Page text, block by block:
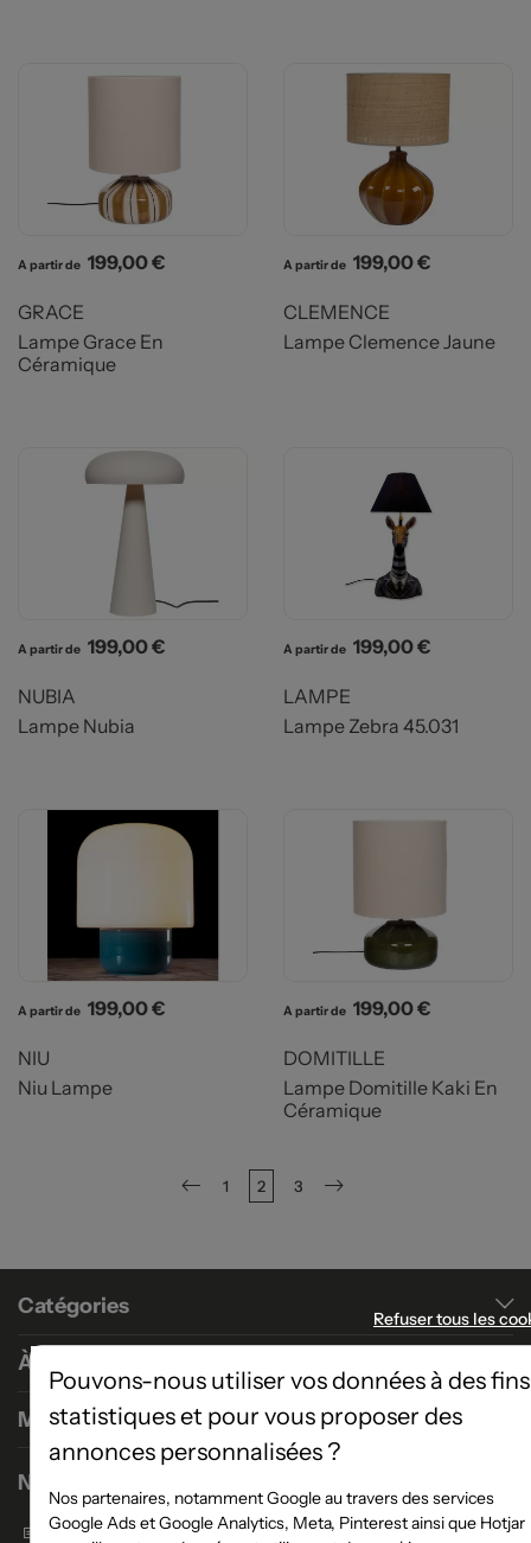
A partir de Prix
199,00 €
GRACE
Lampe Grace En
Céramique
A partir de Prix
199,00 €
CLEMENCE
Lampe Clemence Jaune
A partir de Prix
199,00 €
NUBIA
Lampe Nubia
A partir de Prix
199,00 €
LAMPE
Lampe Zebra 45.031
A partir de Prix
199,00 €
NIU
Niu Lampe
A partir de Prix
199,00 €
DOMITILLE
Lampe Domitille Kaki En
Céramique
Précédent
1 2 3 Suivant
Catégories
À propos
Magasins
Nous contacter
Formulaire de contact
Refuser tous les
Pouvons-nous utiliser vos données à des fins
statistiques et pour vous proposer des
annonces personnalisées ?
Nos partenaires, notamment Google au travers des services
Google Ads et Google Analytics, Meta, Pinterest ainsi que Hotjar